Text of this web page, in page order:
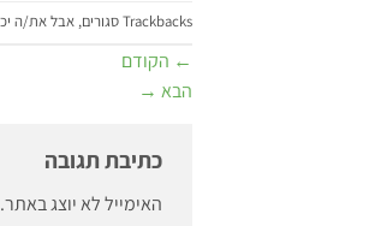
Trackbacks סגורים, אבל את/ה יכול/ה
← הקודם
הבא →
כתיבת תגובה
האימייל לא יוצג באתר.